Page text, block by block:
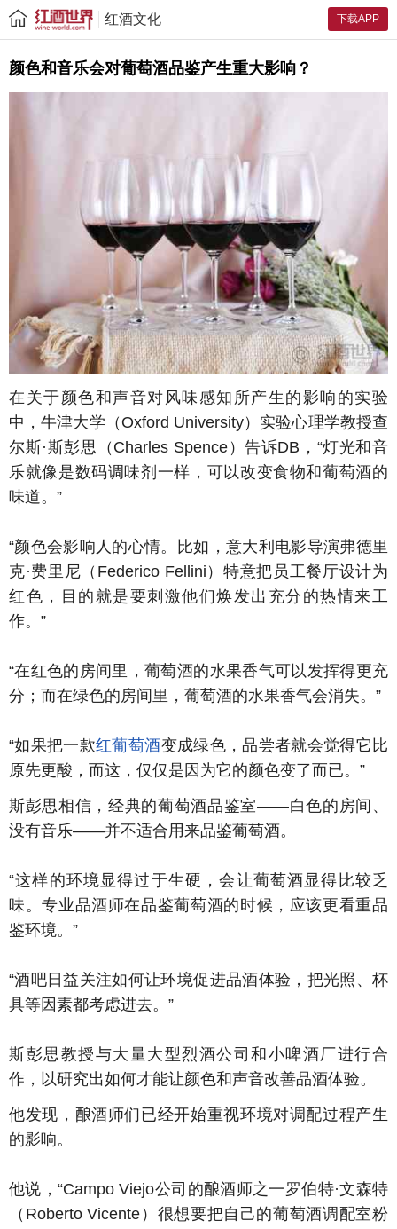
下载APP
红酒文化
颜色和音乐会对葡萄酒品鉴产生重大影响？
在关于颜色和声音对风味感知所产生的影响的实验
中，牛津大学（Oxford University）实验心理学教授查
尔斯·斯彭思（Charles Spence）告诉DB，“灯光和音
乐就像是数码调味剂一样，可以改变食物和葡萄酒的
味道。”
“颜色会影响人的心情。比如，意大利电影导演弗德里
克·费里尼（Federico Fellini）特意把员工餐厅设计为
红色，目的就是要刺激他们焕发出充分的热情来工
作。”
“在红色的房间里，葡萄酒的水果香气可以发挥得更充
分；而在绿色的房间里，葡萄酒的水果香气会消失。”
“如果把一款红葡萄酒变成绿色，品尝者就会觉得它比
原先更酸，而这，仅仅是因为它的颜色变了而已。”
斯彭思相信，经典的葡萄酒品鉴室——白色的房间、
没有音乐——并不适合用来品鉴葡萄酒。
“这样的环境显得过于生硬，会让葡萄酒显得比较乏
味。专业品酒师在品鉴葡萄酒的时候，应该更看重品
鉴环境。”
“酒吧日益关注如何让环境促进品酒体验，把光照、杯
具等因素都考虑进去。”
斯彭思教授与大量大型烈酒公司和小啤酒厂进行合
作，以研究出如何才能让颜色和声音改善品酒体验。
他发现，酿酒师们已经开始重视环境对调配过程产生
的影响。
他说，“Campo Viejo公司的酿酒师之一罗伯特·文森特
（Roberto Vicente）很想要把自己的葡萄酒调配室粉